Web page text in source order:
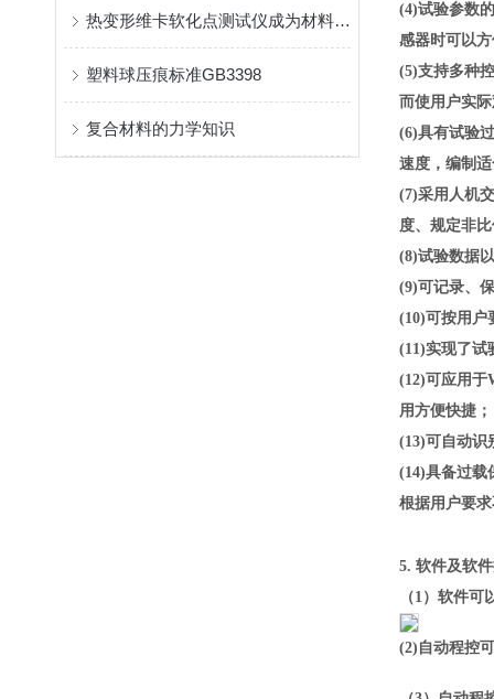
热变形维卡软化点测试仪成为材料热性能评估的优选设备
塑料球压痕标准GB3398
复合材料的力学知识
(4)试验参数
感器时可以
(5)支持多种
而使用户实
(6)具有试验
速度，编制
(7)采用人机
度、规定非
(8)试验数据
(9)可记录、
(10)可按用户
(11)实现了试
(12)可应用于
用方便快捷；
(13)可自动识
(14)具备过载
根据用户要
5. 软件及软
（1）软件
(2) 自动程控